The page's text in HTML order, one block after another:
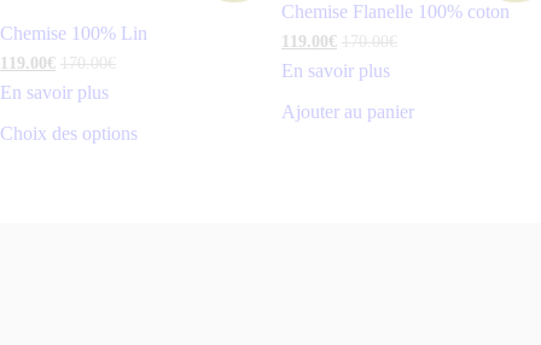
Chemise 100% Lin
119. 00€ 170.00€
En savoir plus
Choix des options
Chemise Flanelle 100% coton
119. 00€ 170.00€
En savoir plus
Ajouter au panier